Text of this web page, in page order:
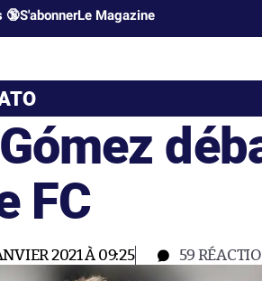
🔞S'abonnerLe Magazine
FC
2021 À 09:25 59